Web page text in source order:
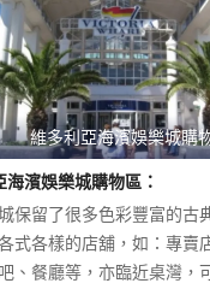
維多利亞海濱娛樂城購
海濱娛樂城購物區 ：
保留了很多色彩豐富的古
式各樣的店舖，如：專賣
、餐廳等，亦臨近桌灣，